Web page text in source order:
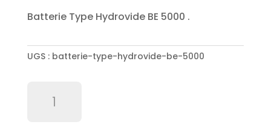
Batterie Type Hydrovide BE 5000 .
UGS : batterie-type-hydrovide-be-5000